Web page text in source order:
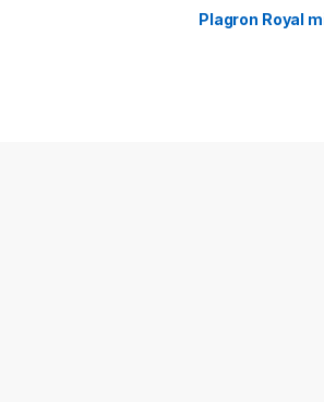
Plagron Royal